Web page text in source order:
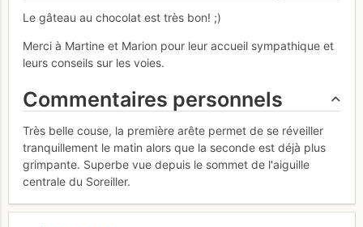
Le gâteau au chocolat est très bon! ;)
Merci à Martine et Marion pour leur accueil sympathique et
leurs conseils sur les voies.
Commentaires personnels
Très belle couse, la première arête permet de se réveiller
tranquillement le matin alors que la seconde est déjà plus
grimpante. Superbe vue depuis le sommet de l'aiguille
centrale du Soreiller.